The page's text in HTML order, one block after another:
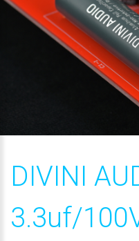
Previous
DIVINI
3.3uf/